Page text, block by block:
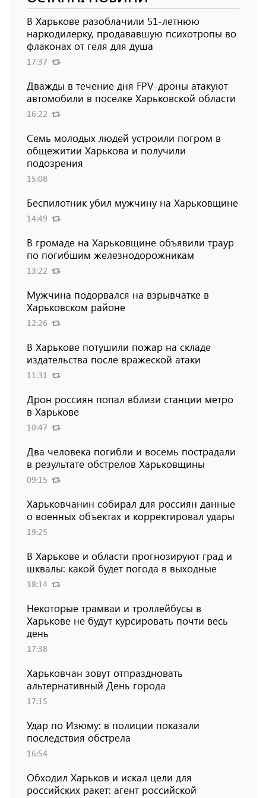
В Харькове разоблачили 51-летнюю
наркодилерку, продававшую психотропы во
флаконах от геля для душа
17:37
Дважды в течение дня FPV-дроны атакуют
автомобили в поселке Харьковской области
16:22
Семь молодых людей устроили погром в
общежитии Харькова и получили
подозрения
15:08
Беспилотник убил мужчину на Харьковщине
14:49
В громаде на Харьковщине объявили траур
по погибшим железнодорожникам
13:22
Мужчина подорвался на взрывчатке в
Харьковском районе
12:26
В Харькове потушили пожар на складе
издательства после вражеской атаки
11:31
Дрон россиян попал вблизи станции метро
в Харькове
10:47
Два человека погибли и восемь пострадали
в результате обстрелов Харьковщины
09:15
Харьковчанин собирал для россиян данные
о военных объектах и ​​корректировал удары
19:25
В Харькове и области прогнозируют град и
шквалы: какой будет погода в выходные
18:14
Некоторые трамваи и троллейбусы в
Харькове не будут курсировать почти весь
день
17:38
Харьковчан зовут отпраздновать
альтернативный День города
17:15
Удар по Изюму: в полиции показали
последствия обстрела
16:54
Обходил Харьков и искал цели для
российских ракет: агент российской